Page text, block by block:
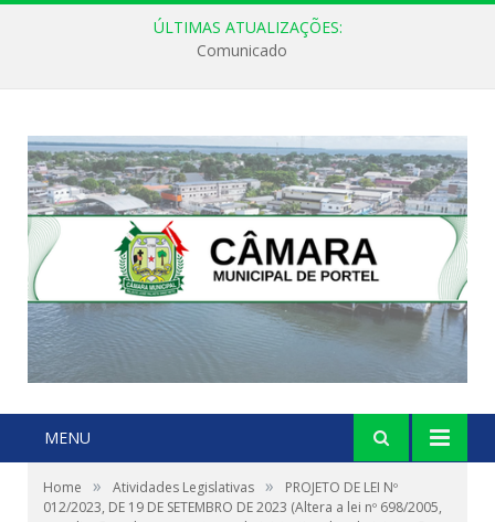
ÚLTIMAS ATUALIZAÇÕES:
Comunicado
MENU
Home » Atividades Legislativas »
PROJETO DE LEI Nº
012/2023, DE 19 DE SETEMBRO DE 2023 (Altera a lei nº 698/2005,